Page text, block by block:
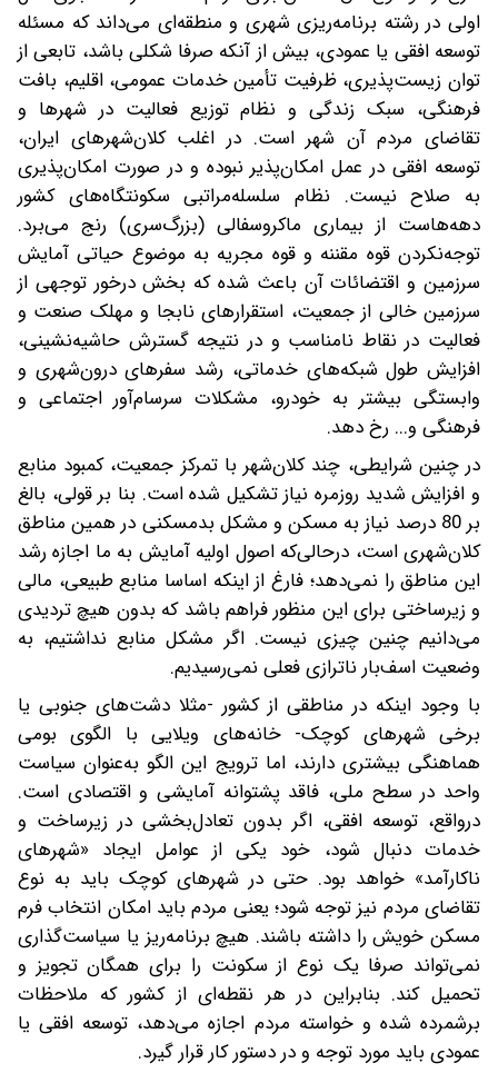
اولی در رشته برنامه‌ریزی شهری و منطقه‌ای می‌داند که مسئله
توسعه افقی یا عمودی، بیش از آنکه صرفا شکلی باشد، تابعی از
توان زیست‌پذیری، ظرفیت تأمین خدمات عمومی، اقلیم، بافت
فرهنگی، سبک زندگی و نظام توزیع فعالیت در شهرها و
تقاضای مردم آن شهر است‌. در اغلب کلان‌شهرهای ایران،
توسعه افقی در عمل امکان‌پذیر نبوده و در صورت امکان‌پذیری
به صلاح نیست. نظام سلسله‌مراتبی سکونتگاه‌های کشور
دهه‌هاست‌ از بیماری ماکرو‌سفالی (بزرگ‌سری) رنج می‌برد.‌
توجه‌نکردن قوه مقننه و قوه مجریه به موضوع حیاتی آمایش
سرزمین و اقتضائات آن باعث شده که بخش درخور توجهی از
سرزمین خالی از جمعیت، استقرارهای نابجا و مهلک صنعت و
فعالیت در نقاط نامناسب و در نتیجه گسترش حاشیه‌نشینی،
افزایش طول شبکه‌های خدماتی، رشد سفرهای درون‌شهری و
وابستگی بیشتر به خودرو، مشکلات سرسام‌آور اجتماعی و
فرهنگی و‌..‌. رخ دهد.
در چنین شرایطی، چند کلان‌شهر با تمرکز جمعیت، کمبود منابع
و افزایش شدید روزمره نیاز تشکیل شده است. بنا بر قولی، بالغ
بر 80 درصد نیاز به مسکن و مشکل بدمسکنی در همین مناطق
کلان‌شهری است، درحالی‌که اصول اولیه آمایش به ما اجازه رشد
این مناطق را نمی‌دهد؛ فارغ از اینکه اساسا منابع طبیعی، مالی
و زیرساختی برای این منظور فراهم باشد که بدون هیچ تردیدی
می‌دانیم ‌چنین چیزی نیست. اگر مشکل منابع نداشتیم، به
وضعیت اسف‌بار ناترازی فعلی نمی‌رسیدیم.
با وجود اینکه در مناطقی از کشور -‌مثلا دشت‌های جنوبی یا
برخی شهرهای کوچک- خانه‌های ویلایی با الگوی بومی
هماهنگی بیشتری دارند، اما ترویج این الگو به‌عنوان سیاست
واحد در سطح ملی، فاقد پشتوانه آمایشی و اقتصادی است.
در‌واقع، توسعه افقی، اگر بدون تعادل‌بخشی در زیرساخت و
خدمات دنبال شود، خود یکی از عوامل ایجاد «شهرهای
ناکارآمد» خواهد بود. حتی در شهرهای کوچک باید به نوع
تقاضای مردم نیز توجه شود؛ یعنی مردم باید امکان انتخاب فرم
مسکن خویش را داشته باشند. هیچ برنامه‌ریز یا سیاست‌گذاری
نمی‌تواند صرفا یک نوع از سکونت را برای همگان تجویز و
تحمیل کند. بنابراین در هر نقطه‌ای از کشور که ملاحظات
برشمرده‌ شده‌ و خواسته مردم اجازه می‌دهد، توسعه افقی یا
عمودی باید مورد توجه و در دستور کار قرار گیرد.